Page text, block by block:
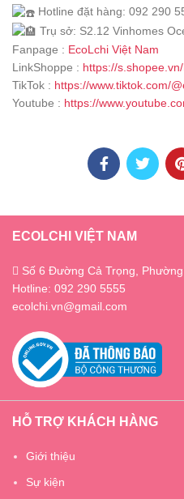
Hotline đặt hàng: 092 290
Trụ sở: S2.12 Vinhomes
Fanpage : EcoLchi Việt Nam
LinkShoppe : https://
TikTok : https://www.tiktok.com/
Youtube : https://
ECOLCHI VIỆT NAM
Số 6 Đường Cả Trọng,
Hotline: 092 290 5555
ecolchi.vn@gmail.com
HỖ TRỢ KHÁCH HÀNG
Giới thiệu
Sự kiện